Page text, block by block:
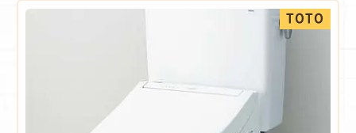
TOTO